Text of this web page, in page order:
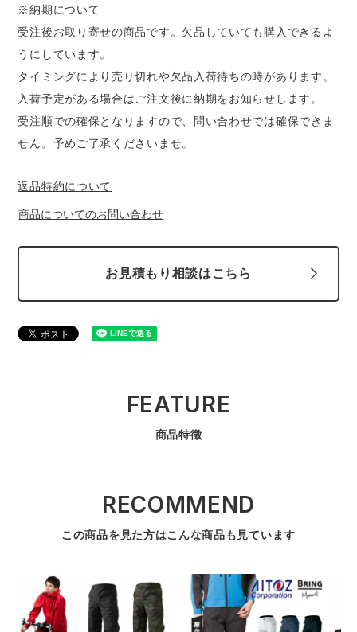
※納期について
受注後お取り寄せの商品です。欠品していても購入できるよ
うにしています。
タイミングにより売り切れや欠品入荷待ちの時があります。
入荷予定がある場合はご注文後に納期をお知らせします。
受注順での確保となりますので、問い合わせでは確保できま
せん。予めご了承くださいませ。
返品特約について
商品についてのお問い合わせ
お見積もり相談はこちら
FEATURE
商品特徴
RECOMMEND
この商品を見た方はこんな商品も見ています